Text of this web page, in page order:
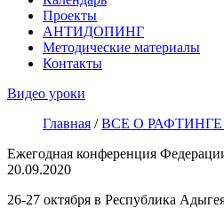
Проекты
АНТИДОПИНГ
Методические материалы
Контакты
Видео уроки
Главная /ВСЕ О
Ежегодная конференция
20.09.2020
26-27 октября в Республика